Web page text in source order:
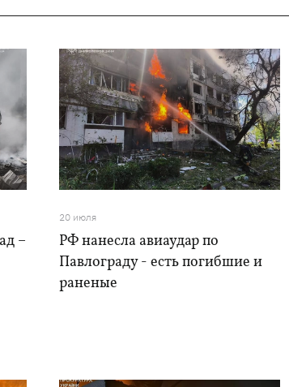
–
20 июля
РФ нанесла авиаудар по
Павлограду - есть погибшие и
раненые